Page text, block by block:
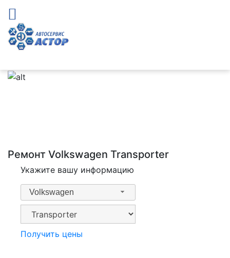
Ремонт Volkswagen Transporter
Укажите вашу информацию
Volkswagen
Получить цены